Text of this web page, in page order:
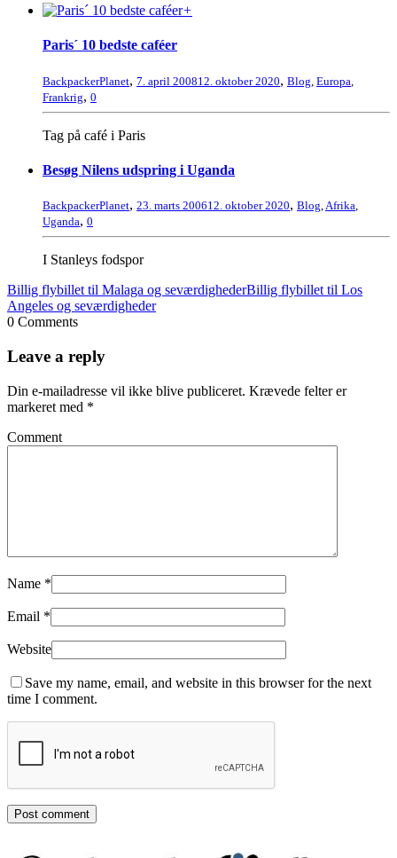
+
Paris´ 10 bedste caféer
BackpackerPlanet, 7. april 200812. oktober 2020, Blog Europa
Frankrig, 0
Tag på café i Paris
Besøg Nilens udspring i Uganda
BackpackerPlanet, 23. marts 200612. oktober 2020, Blog,Afrika,
Uganda, 0
I Stanleys fodspor
Billig flybillet til Malaga og seværdighederBillig flybillet til Los
Angeles og seværdigheder
0 Comments
Leave a reply
Din e-mailadresse vil ikke blive publiceret. Krævede felter er
markeret med *
Comment
Name *
Email *
Website
Save my name, email, and website in this browser for the next
time I comment.